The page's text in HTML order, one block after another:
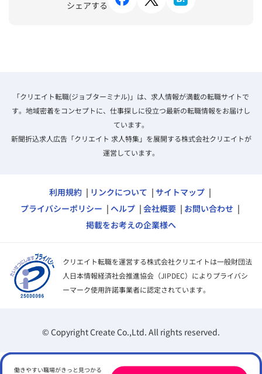
シェアする
「クリエイト転職(ジョブターミナル)」は、求人情報が満載の転職サイトで
す。地域密着をコンセプトに、仕事探しに役立つ最新の転職情報をお届けし
ています。
新聞折込求人広告「クリエイト 求人特集」を展開する株式会社クリエイトが
運営しています。
利用規約 リンクについて
サイトマップ
プライバシーポリシー
ヘルプ 会社概要
お問い合わせ
掲載をお考えの企業様へ
クリエイト転職を運営する株式会社クリエイトは一般財団法
人日本情報経済社会推進協会（JIPDEC）によりプライバシ
ーマーク使用許諾事業者に認定されています。
© Copyright Create Co.,Ltd. All rights reserved.
働きやすい職場がきっと見つかる